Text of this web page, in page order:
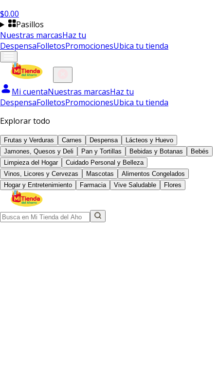
$0.00
Pasillos
Nuestras marcasHaz tu
DespensaFolletosPromocionesUbica tu tienda
Mi cuentaNuestras marcasHaz tu
DespensaFolletosPromocionesUbica tu tienda
Explorar todo
Frutas y Verduras Carnes Despensa
Lácteos y Huevo
Jamones, Quesos y Deli
Pan y Tortillas Bebidas y Botanas
Bebés
Limpieza del Hogar
Cuidado Personal y Belleza
Vinos, Licores y Cervezas
Mascotas
Alimentos Congelados
Hogar y Entretenimiento
Farmacia Vive Saludable Flores